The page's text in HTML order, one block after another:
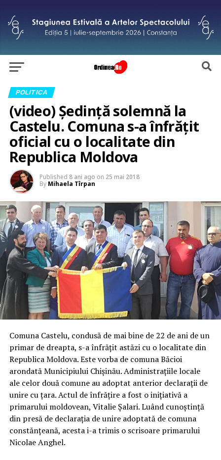
POLITICA
(video) Ședință solemnă la
Castelu. Comuna s-a înfrățit
oficial cu o localitate din
Republica Moldova
Published 8 ani ago on 25 mai 2018
By Mihaela Tîrpan
Comuna Castelu, condusă de mai bine de 22 de ani de un
primar de dreapta, s-a înfrățit astăzi cu o localitate din
Republica Moldova. Este vorba de comuna Băcioi
arondată Municipiului Chișinău. Administrațiile locale
ale celor două comune au adoptat anterior declarații de
unire cu țara. Actul de înfrățire a fost o inițiativă a
primarului moldovean, Vitalie Șalari. Luând cunoștință
din presă de declarația de unire adoptată de comuna
constănțeană, acesta i-a trimis o scrisoare primarului
Nicolae Anghel.